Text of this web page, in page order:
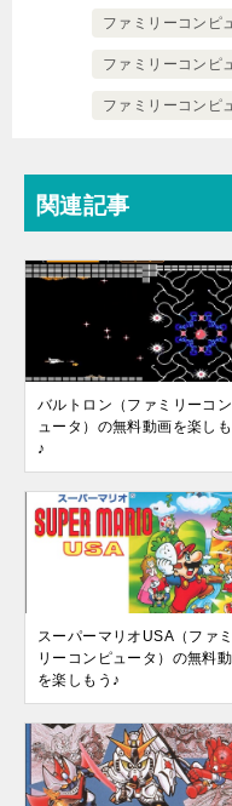
ファミリーコンピ
ファミリーコンピ
ファミリーコンピ
関連記事
バルトロン（ファミリーコ
ュータ）の無料動画を楽しも
♪
スーパーマリオUSA（ファミ
リーコンピュータ）の無料
を楽しもう♪